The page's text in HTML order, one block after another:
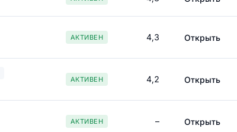
АКТИВЕН 4,3 Открыть
АКТИВЕН 4,2 Открыть
АКТИВЕН – Открыть